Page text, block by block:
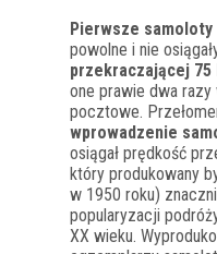
Pierwsze
powolne i nie
przekraczającej 75
one prawie dwa razy
pocztowe.
wprowadzenie
osiągał prędkość
który produkowany
w 1950 roku)
popularyzacji
XX wieku.